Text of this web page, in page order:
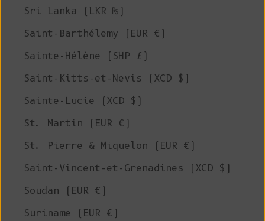
Sri Lanka (LKR ₨)
Saint-Barthélemy (EUR €)
Sainte-Hélène (SHP £)
Saint-Kitts-et-Nevis (XCD $)
Sainte-Lucie (XCD $)
St. Martin (EUR €)
St. Pierre & Miquelon (EUR €)
Saint-Vincent-et-Grenadines (XCD $)
Soudan (EUR €)
Suriname (EUR €)